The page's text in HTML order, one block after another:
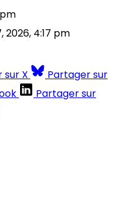
2026, 4:17 pm
sur X
Partager sur
Partager sur